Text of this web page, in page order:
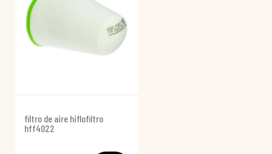
filtro de aire hiflofiltro
hff4022